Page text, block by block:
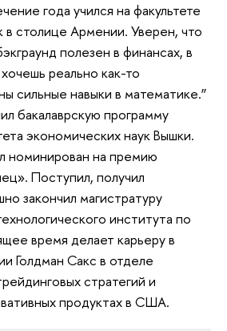
года учился на факультете
в столице Армении. Уверен, что
полезен в финансах, в
реально как-то
сильные навыки в математике.”
бакалаврскую программу
экономических наук Вышки.
номинирован на премию
Поступил, получил
закончил магистратуру
института по
время делает карьеру в
Голдман Сакс в отделе
стратегий и
продуктах в США.